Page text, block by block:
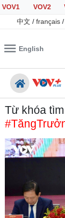
VOV1 VOV2
中文 / français /
English
Chính trị
Đảng
Nhận diện sự thật
Từ khóa